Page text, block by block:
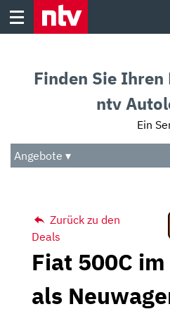
Skip
Audio
Das Beste
Finden Sie
ntv
Ein
Angebote ▾
Zurück zu den
Deals
Fiat 500C
als